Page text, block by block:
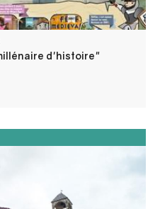
d'histoire"
les groupes. En un temps
Pénitents révèlent leur
traditions locales.